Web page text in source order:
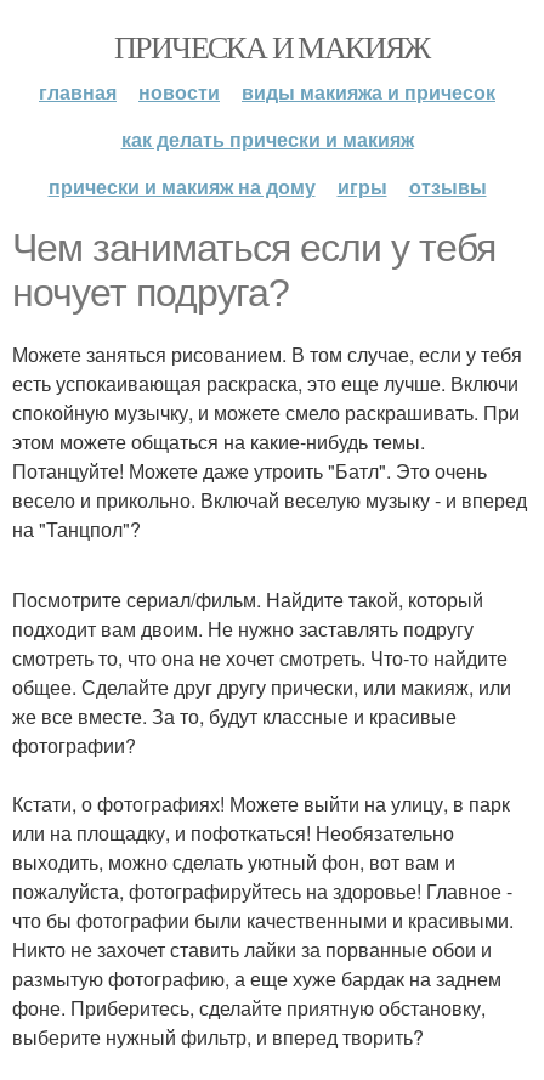
ПРИЧЕСКА И МАКИЯЖ
главная новости
виды макияжа и причесок
как делать прически и макияж
прически и макияж на дому
игры отзывы
Чем заниматься если у тебя
ночует подруга?
Можете заняться рисованием. В том случае, если у тебя
есть успокаивающая раскраска, это еще лучше. Включи
спокойную музычку, и можете смело раскрашивать. При
этом можете общаться на какие-нибудь темы.
Потанцуйте! Можете даже утроить "Батл". Это очень
весело и прикольно. Включай веселую музыку - и вперед
на "Танцпол"?
Посмотрите сериал/фильм. Найдите такой, который
подходит вам двоим. Не нужно заставлять подругу
смотреть то, что она не хочет смотреть. Что-то найдите
общее. Сделайте друг другу прически, или макияж, или
же все вместе. За то, будут классные и красивые
фотографии?
Кстати, о фотографиях! Можете выйти на улицу, в парк
или на площадку, и пофоткаться! Необязательно
выходить, можно сделать уютный фон, вот вам и
пожалуйста, фотографируйтесь на здоровье! Главное -
что бы фотографии были качественными и красивыми.
Никто не захочет ставить лайки за порванные обои и
размытую фотографию, а еще хуже бардак на заднем
фоне. Приберитесь, сделайте приятную обстановку,
выберите нужный фильтр, и вперед творить?